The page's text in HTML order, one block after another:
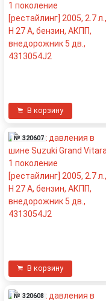
В корзину
№ 320607
В корзину
№ 320608